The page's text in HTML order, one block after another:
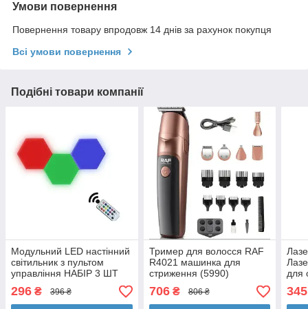
Умови повернення
Повернення товару впродовж 14 днів за рахунок покупця
Всі умови повернення
Подібні товари компанії
Модульний LED настінний
світильник з пультом
управління НАБІР 3 ШТ
296 ₴ 396 ₴
Тример для волосся RAF
R4021 машинка для
стриження (5990)
706₴ 806 ₴
для
345